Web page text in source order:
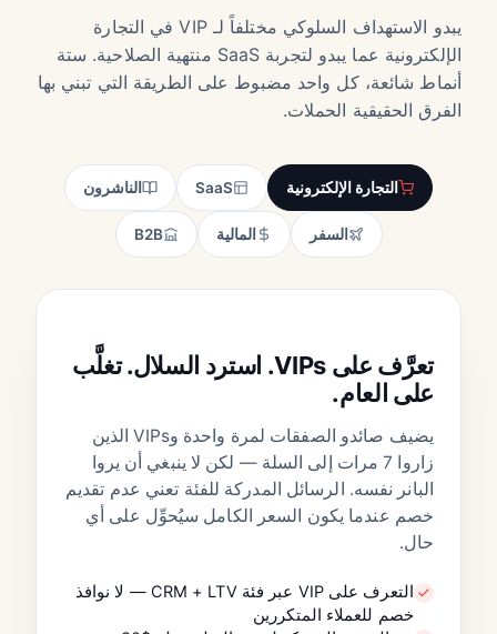
يبدو الاستهداف السلوكي مختلفاً لـ VIP في التجارة
الإلكترونية عما يبدو لتجربة SaaS منتهية الصلاحية. ستة
أنماط شائعة، كل واحد مضبوط على الطريقة التي تبني بها
الفرق الحقيقية الحملات.
التجارة الإلكترونية SaaS الناشرون
السفر المالية B2B
التجارة الإلكترونية · الأزياء
تعرَّف على VIPs. استرد السلال. تغلَّب
على العام.
يضيف صائدو الصفقات لمرة واحدة وVIPs الذين
زاروا 7 مرات إلى السلة — لكن لا ينبغي أن يروا
البانر نفسه. الرسائل المدركة للفئة تعني عدم تقديم
خصم عندما يكون السعر الكامل سيُحوِّل على أي
حال.
التعرف على VIP عبر فئة CRM + LTV — لا نوافذ
خصم للعملاء المتكررين